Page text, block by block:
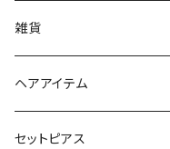
iPhoneケース
スマホリング＆グリップ
マルチショルダー
雑貨
ポーチ
マチ付きポーチ
スマートキーポーチ
ヘアアイテム
静電気軽減ヘアブレスレット
セットピアス